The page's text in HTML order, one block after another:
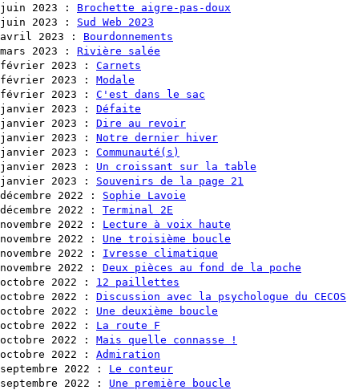
juin 2023
:
Brochette aigre-pas-doux
juin 2023
:
Sud Web 2023
avril 2023
:
Bourdonnements
mars 2023
:
Rivière salée
février 2023
:
Carnets
février 2023
:
Modale
février 2023
:
C'est dans le sac
janvier 2023
:
Défaite
janvier 2023
:
Dire au revoir
janvier 2023
:
Notre dernier hiver
janvier 2023
:
Communauté(s)
janvier 2023
:
Un croissant sur la table
janvier 2023
:
Souvenirs de la page 21
décembre 2022
:
Sophie Lavoie
décembre 2022
:
Terminal 2E
novembre 2022
:
Lecture à voix haute
novembre 2022
:
Une troisième boucle
novembre 2022
:
Ivresse climatique
novembre 2022
:
Deux pièces au fond de la poche
octobre 2022
:
12 paillettes
octobre 2022
:
Discussion avec la psychologue du CECOS
octobre 2022
:
Une deuxième boucle
octobre 2022
:
La route F
octobre 2022
:
Mais quelle connasse !
octobre 2022
:
Admiration
septembre 2022
:
Le conteur
septembre 2022
:
Une première boucle